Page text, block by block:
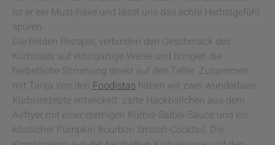
ist er ein Must-have und lässt uns das echte Herbstgefühl
spüren.
Die beiden Rezepte, verbinden den Geschmack des
Kürbisses auf einzigartige Weise und bringen die
herbstliche Stimmung direkt auf den Teller. Zusammen
mit Tanja von den Foodistas haben wir zwei wunderbare
Kürbisrezepte entwickelt: zarte Hackbällchen aus dem
Airfryer mit einer cremigen Kürbis-Salbei-Sauce und ein
köstlicher Pumpkin Bourbon Smash-Cocktail. Die